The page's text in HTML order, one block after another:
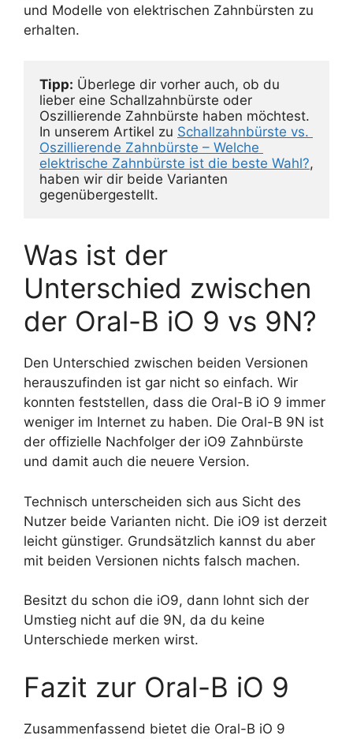
und Modelle von elektrischen Zahnbürsten zu
erhalten.
Tipp: Überlege dir vorher auch, ob du
lieber eine Schallzahnbürste oder
Oszillierende Zahnbürste haben möchtest.
In unserem Artikel zu Schallzahnbürste vs.
Oszillierende Zahnbürste – Welche
elektrische Zahnbürste ist die beste Wahl?,
haben wir dir beide Varianten
gegenübergestellt.
Was ist der
Unterschied zwischen
der Oral-B iO 9 vs 9N?
Den Unterschied zwischen beiden Versionen
herauszufinden ist gar nicht so einfach. Wir
konnten feststellen, dass die Oral-B iO 9 immer
weniger im Internet zu haben. Die Oral-B 9N ist
der offizielle Nachfolger der iO9 Zahnbürste
und damit auch die neuere Version.
Technisch unterscheiden sich aus Sicht des
Nutzer beide Varianten nicht. Die iO9 ist derzeit
leicht günstiger. Grundsätzlich kannst du aber
mit beiden Versionen nichts falsch machen.
Besitzt du schon die iO9, dann lohnt sich der
Umstieg nicht auf die 9N, da du keine
Unterschiede merken wirst.
Fazit zur Oral-B iO 9
Zusammenfassend bietet die Oral-B iO 9